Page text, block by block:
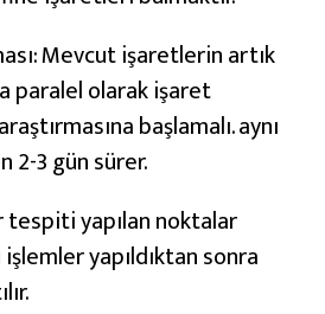
Mevcut işaretlerin artık
paralel olarak işaret
başlamalı. aynı
2-3 gün sürer.
yapılan noktalar
yapıldıktan sonra